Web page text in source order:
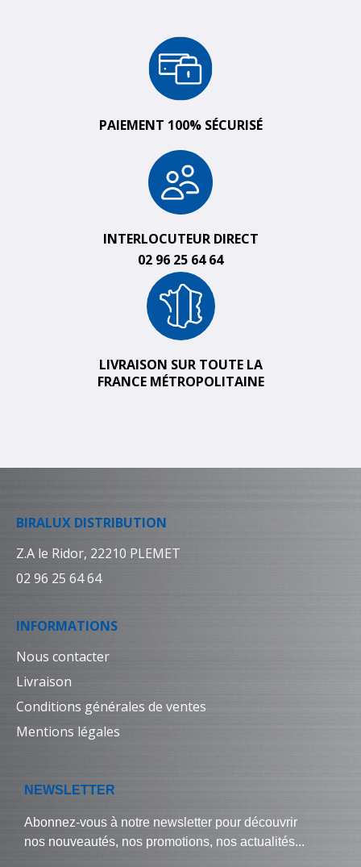
PAIEMENT 100% SÉCURISÉ
INTERLOCUTEUR DIRECT
02 96 25 64 64
LIVRAISON SUR TOUTE LA
FRANCE MÉTROPOLITAINE
BIRALUX DISTRIBUTION
Z.A le Ridor, 22210 PLEMET
02 96 25 64 64
INFORMATIONS
Nous contacter
Livraison
Conditions générales de ventes
Mentions légales